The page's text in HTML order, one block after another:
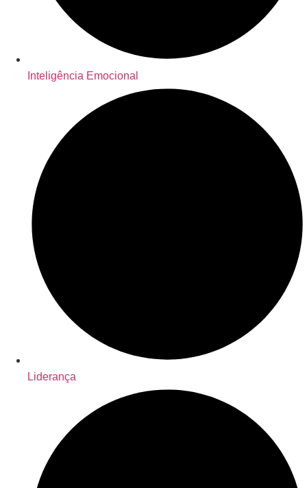
Inteligência Emocional
Liderança